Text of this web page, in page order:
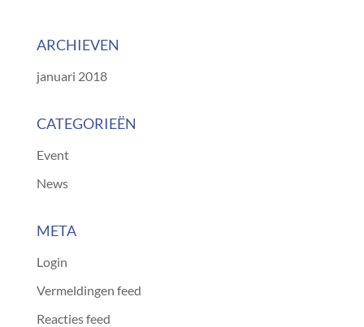
ARCHIEVEN
januari 2018
CATEGORIEËN
Event
News
META
Login
Vermeldingen feed
Reacties feed